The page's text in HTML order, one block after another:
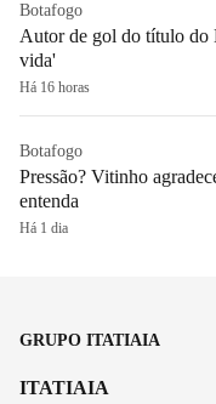
Botafogo
Autor de gol do título do
vida'
Há 16 horas
Botafogo
Pressão? Vitinho
entenda
Há 1 dia
GRUPO ITATIAIA
ITATIAIA